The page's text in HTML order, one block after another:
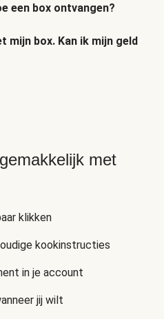
een box ontvangen?
mijn box. Kan ik mijn geld
met
klikken
kookinstructies
in je account
jij wilt